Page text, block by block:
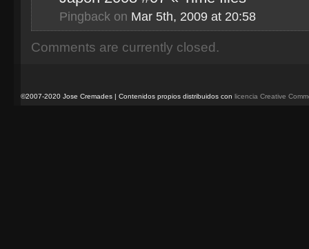
Pingback on Mar 5th, 2009 at 20:58
Comments are currently closed.
©2007-2020 Jose Cremades | Contenidos propios distribuidos con licencia Creative